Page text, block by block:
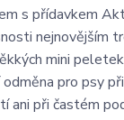
s přídavkem
nejnovějším
mini
pro psy
ani při častém